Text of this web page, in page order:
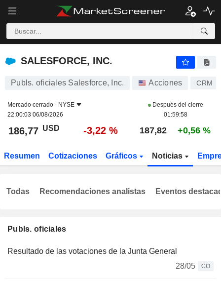
SALESFORCE, INC.
SALESFORCE, INC.
Publs. oficiales Salesforce, Inc. Acciones CRM
Mercado cerrado - NYSE
22:00:03 06/08/2026
Después del cierre
01:59:58
186,77 USD -3,22 % 187,82 +0,56 %
Resumen Cotizaciones Gráficos Noticias
Publs. oficiales
Resultado de las votaciones de la Junta General
28/05
CO
Todas Recomendaciones analistas Eventos